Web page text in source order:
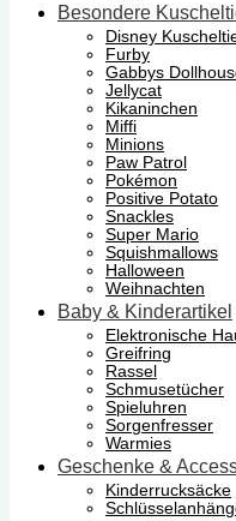
Besondere
Disney
Furby
Gabbys
Jellycat
Kikaninchen
Miffi
Minions
Paw Patrol
Pokémon
Positive Potato
Snackles
Super Mario
Squishmallows
Halloween
Weihnachten
Baby & Kinderartikel
Elektronische
Greifring
Rassel
Schmusetücher
Spieluhren
Sorgenfresser
Warmies
Geschenke &
Kinderrucksäcke